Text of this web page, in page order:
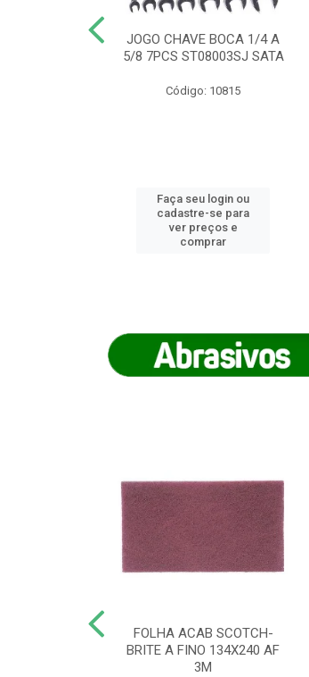
JOGO CHAVE BOCA 1/4 A
5/8 7PCS ST08003SJ SATA
Código: 10815
Faça seu login ou
cadastre-se para
ver preços e
comprar
FOLHA ACAB SCOTCH-
BRITE A FINO 134X240 AF
3M